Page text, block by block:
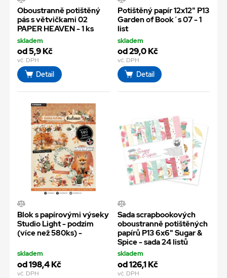
Oboustranně potištěný
pás s větvičkami 02
PAPER HEAVEN - 1 ks
skladem
od 5,9 Kč
vč. DPH
Detail
Potištěný papír 12x12" P13
Garden of Book´s 07 - 1
list
skladem
od 29,0 Kč
vč. DPH
Detail
Blok s papírovými výseky
Studio Light - podzim
(více než 580ks) -
skladem
od 198,4 Kč
vč. DPH
Sada scrapbookových
oboustranně potištěných
papírů P13 6x6" Sugar &
Spice - sada 24 listů
skladem
od 126,1 Kč
vč. DPH